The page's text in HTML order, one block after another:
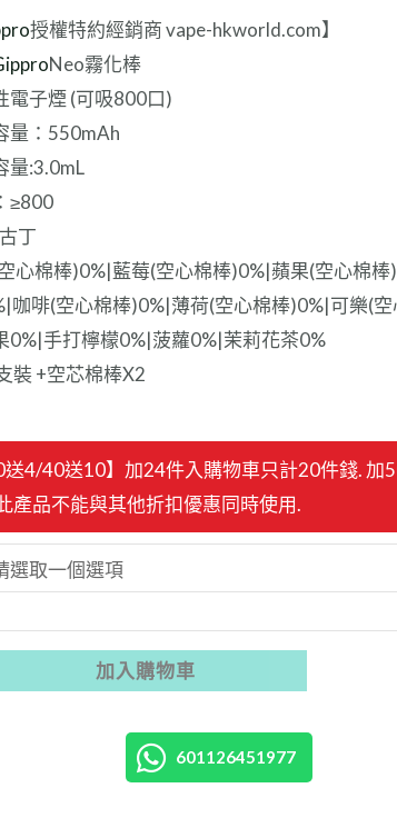
授權特約經銷商 vape-hkworld.com】
Neo霧化棒
電子煙 (可吸800口)
量：550mAh
量:3.0mL
≥800
丁
心棉棒)0%|藍莓(空心棉棒)0%|蘋果(空心棉
咖啡(空心棉棒)0%|薄荷(空心棉棒)0%|可樂(
0%|手打檸檬0%|菠蘿0%|茉莉花茶0%
裝 +空芯棉棒X2
送4/40送10】加24件入購物車只計20件錢. 加
產品不能與其他折扣優惠同時使用.
加入購物車
601126451977